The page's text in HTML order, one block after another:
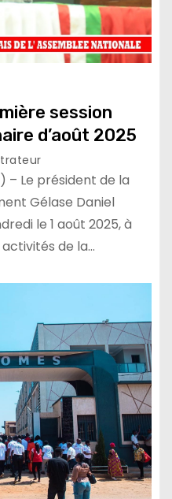
session
d’août 2025
– Le président de la
Gélase Daniel
le 1 août 2025, à
de la…